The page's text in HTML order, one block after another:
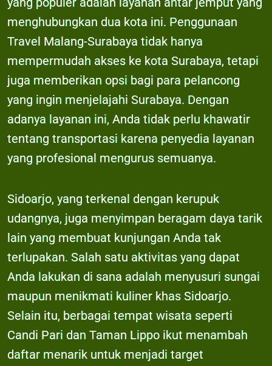
menghubungkan dua kota ini. Penggunaan
Travel Malang-Surabaya tidak hanya
mempermudah akses ke kota Surabaya, tetapi
juga memberikan opsi bagi para pelancong
yang ingin menjelajahi Surabaya. Dengan
adanya layanan ini, Anda tidak perlu khawatir
tentang transportasi karena penyedia layanan
yang profesional mengurus semuanya.
Sidoarjo, yang terkenal dengan kerupuk
udangnya, juga menyimpan beragam daya tarik
lain yang membuat kunjungan Anda tak
terlupakan. Salah satu aktivitas yang dapat
Anda lakukan di sana adalah menyusuri sungai
maupun menikmati kuliner khas Sidoarjo.
Selain itu, berbagai tempat wisata seperti
Candi Pari dan Taman Lippo ikut menambah
daftar menarik untuk menjadi target